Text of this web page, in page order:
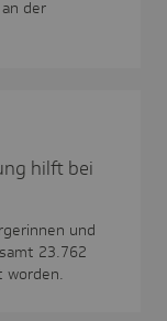
der
hilft bei
und
23.762
worden.